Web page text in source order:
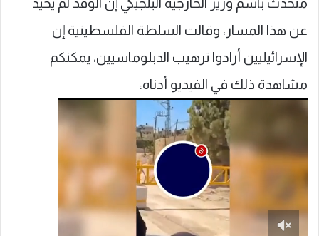
متحدث باسم وزير الخارجية البلجيكي إن الوفد لم يحيد
عن هذا المسار، وقالت السلطة الفلسطينية إن
الإسرائيليين أرادوا ترهيب الدبلوماسيين، يمكنكم
مشاهدة ذلك في الفيديو أدناه: